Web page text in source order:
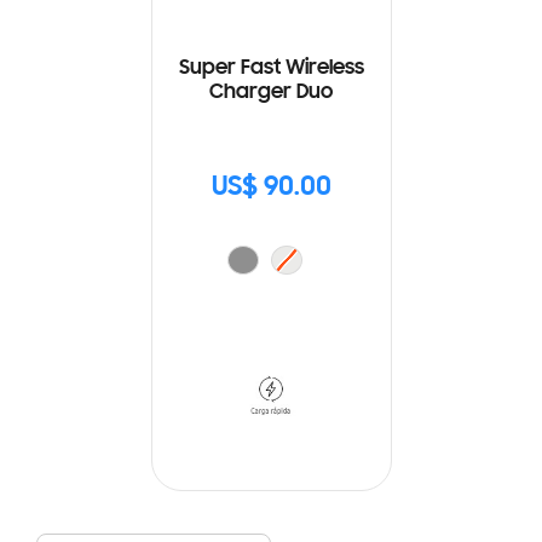
Super Fast Wireless
Charger Duo
US$ 90.00